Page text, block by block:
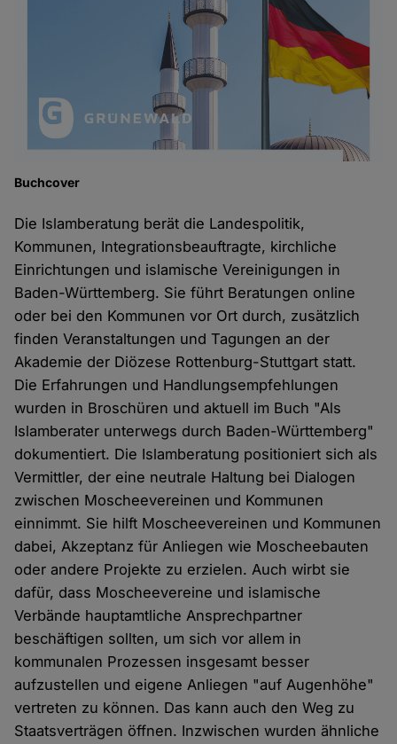
Buchcover
Die Islamberatung berät die Landespolitik,
Kommunen, Integrationsbeauftragte, kirchliche
Einrichtungen und islamische Vereinigungen in
Baden-Württemberg. Sie führt Beratungen online
oder bei den Kommunen vor Ort durch, zusätzlich
finden Veranstaltungen und Tagungen an der
Akademie der Diözese Rottenburg-Stuttgart statt.
Die Erfahrungen und Handlungsempfehlungen
wurden in Broschüren und aktuell im Buch "Als
Islamberater unterwegs durch Baden-Württemberg"
dokumentiert. Die Islamberatung positioniert sich als
Vermittler, der eine neutrale Haltung bei Dialogen
zwischen Moscheevereinen und Kommunen
einnimmt. Sie hilft Moscheevereinen und Kommunen
dabei, Akzeptanz für Anliegen wie Moscheebauten
oder andere Projekte zu erzielen. Auch wirbt sie
dafür, dass Moscheevereine und islamische
Verbände hauptamtliche Ansprechpartner
beschäftigen sollten, um sich vor allem in
kommunalen Prozessen insgesamt besser
aufzustellen und eigene Anliegen "auf Augenhöhe"
vertreten zu können. Das kann auch den Weg zu
Staatsverträgen öffnen. Inzwischen wurden ähnliche